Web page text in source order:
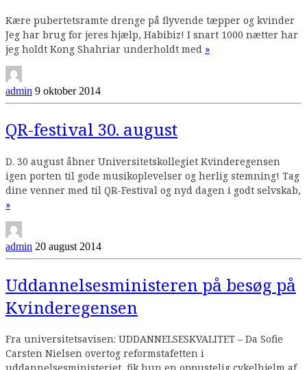
Kære pubertetsramte drenge på flyvende tæpper og kvinder
Jeg har brug for jeres hjælp, Habibiz! I snart 1000 nætter har
jeg holdt Kong Shahriar underholdt med Continue
»
admin 9 oktober 2014
QR-festival 30. august
D. 30 august åbner Universitetskollegiet Kvinderegensen
igen porten til gode musikoplevelser og herlig stemning! Tag
dine venner med til QR-Festival og nyd dagen i godt selvskab,
Continue
»
admin 20 august 2014
Uddannelsesministeren på besøg på
Kvinderegensen
Fra universitetsavisen: UDDANNELSESKVALITET – Da Sofie
Carsten Nielsen overtog reformstafetten i